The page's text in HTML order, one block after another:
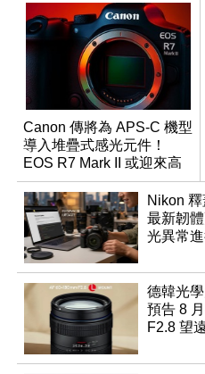
Canon 傳將為 APS-C 機型
導入堆疊式感光元件！
EOS R7 Mark II 或迎來高
速讀出升級
Nikon
最新韌
光異常
德韓光
預告 8
F2.8 望